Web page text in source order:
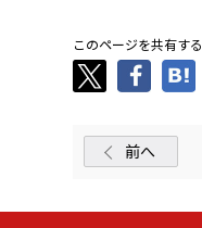
このページを共有する
前へ